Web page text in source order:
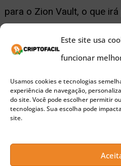
Este site usa
funcionar
Usamos cookies e tecnologias
experiência de navegação,
do site. Você pode escolher permitir
tecnologias. Sua escolha pode
site.
para o Zion Vault, o que
também permite
populares.
Confira nossas sugestões